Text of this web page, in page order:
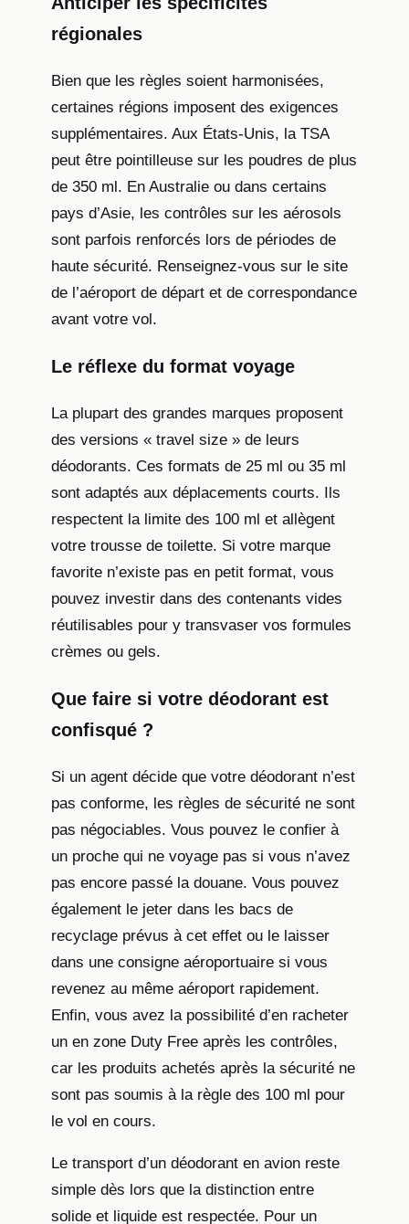
régionales
Bien que les règles soient harmonisées,
certaines régions imposent des exigences
supplémentaires. Aux États-Unis, la TSA
peut être pointilleuse sur les poudres de plus
de 350 ml. En Australie ou dans certains
pays d’Asie, les contrôles sur les aérosols
sont parfois renforcés lors de périodes de
haute sécurité. Renseignez-vous sur le site
de l’aéroport de départ et de correspondance
avant votre vol.
Le réflexe du format voyage
La plupart des grandes marques proposent
des versions « travel size » de leurs
déodorants. Ces formats de 25 ml ou 35 ml
sont adaptés aux déplacements courts. Ils
respectent la limite des 100 ml et allègent
votre trousse de toilette. Si votre marque
favorite n’existe pas en petit format, vous
pouvez investir dans des contenants vides
réutilisables pour y transvaser vos formules
crèmes ou gels.
Que faire si votre déodorant est
confisqué ?
Si un agent décide que votre déodorant n’est
pas conforme, les règles de sécurité ne sont
pas négociables. Vous pouvez le confier à
un proche qui ne voyage pas si vous n’avez
pas encore passé la douane. Vous pouvez
également le jeter dans les bacs de
recyclage prévus à cet effet ou le laisser
dans une consigne aéroportuaire si vous
revenez au même aéroport rapidement.
Enfin, vous avez la possibilité d’en racheter
un en zone Duty Free après les contrôles,
car les produits achetés après la sécurité ne
sont pas soumis à la règle des 100 ml pour
le vol en cours.
Le transport d’un déodorant en avion reste
simple dès lors que la distinction entre
solide et liquide est respectée. Pour un